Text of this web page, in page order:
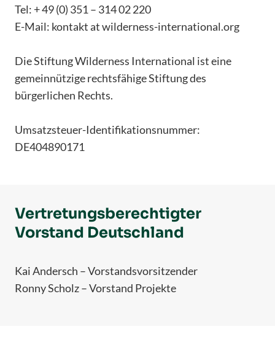
Tel: + 49 (0) 351 – 314 02 220
E-Mail: kontakt at wilderness-international.org
Die Stiftung Wilderness International ist eine
gemeinnützige rechtsfähige Stiftung des
bürgerlichen Rechts.
Umsatzsteuer-Identifikationsnummer:
DE404890171
Vertretungsberechtigter
Vorstand Deutschland
Kai Andersch – Vorstandsvorsitzender
Ronny Scholz – Vorstand Projekte